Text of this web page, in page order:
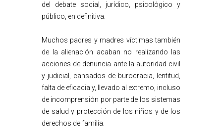
del debate social, jurídico, psicológico y
público, en definitiva.
Muchos padres y madres víctimas también
de la alienación acaban no realizando las
acciones de denuncia ante la autoridad civil
y judicial, cansados de burocracia, lentitud,
falta de eficacia y, llevado al extremo, incluso
de incomprensión por parte de los sistemas
de salud y protección de los niños y de los
derechos de familia.